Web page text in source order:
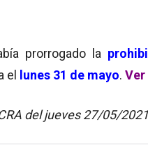
prorrogado la
el lunes 31 de mayo.
del jueves 27/05/